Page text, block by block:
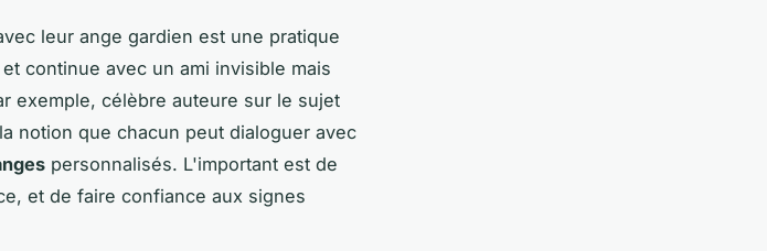
leur ange gardien est une pratique
continue avec un ami invisible mais
exemple, célèbre auteure sur le sujet
notion que chacun peut dialoguer avec
personnalisés. L'important est de
et de faire confiance aux signes